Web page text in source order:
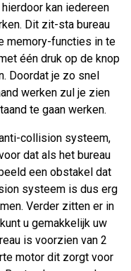
kan iedereen
Dit zit-sta bureau
memory-functies in te
één druk op de knop
Doordat je zo snel
werken zul je zien
te gaan werken.
collision systeem,
dat als het bureau
een obstakel dat
systeem is dus erg
Verder zitten er in
u gemakkelijk uw
is voorzien van 2
motor dit zorgt voor